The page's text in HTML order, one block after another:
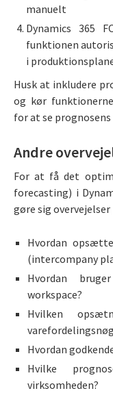
manuelt
Dynamics 365
funktionen
i
Husk at inkludere
og kør
for at se
Andre
For at få det
forecasting) i
gøre sig
Hvordan
(intercompany
Hvordan
workspace?
Hvilken
Hvordan
Hvilke
virksomheden?